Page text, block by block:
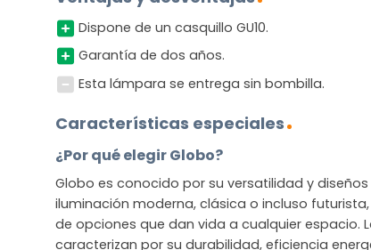
Dispone de un casquillo GU10.
Garantía de dos años.
Esta lámpara se entrega sin bombilla.
Características especiales
¿Por qué elegir Globo?
Globo es conocido por su versatilidad y
iluminación moderna, clásica o incluso
de opciones que dan vida a cualquier espacio.
caracterizan por su durabilidad, eficiencia